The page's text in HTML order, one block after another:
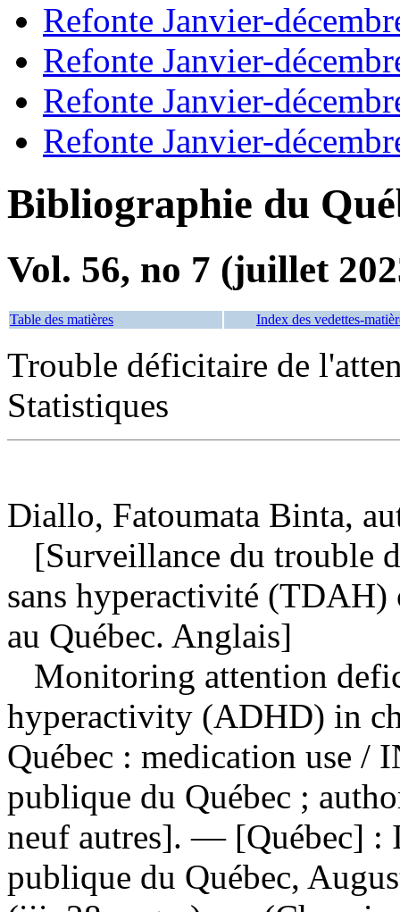
Refonte Janvier-
Refonte Janvier-
Refonte Janvier-
Refonte Janvier-
Bibliographie du
Vol. 56, no 7 (juillet
Table des matières Index des vedettes-
Trouble déficitaire de
Statistiques
Diallo, Fatoumata Binta,
[Surveillance du trouble
sans hyperactivité (TDAH)
au Québec. Anglais]
Monitoring attention
hyperactivity (ADHD) in
Québec : medication use /
publique du Québec ;
neuf autres]. — [Québec] :
publique du Québec,